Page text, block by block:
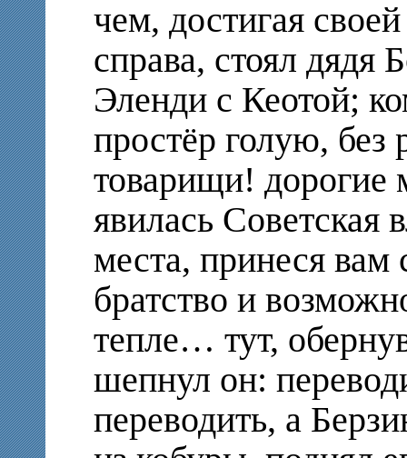
чем, достигая
справа, стоял
Эленди с Кеотой;
простёр голую, без
товарищи! дорогие
явилась Советская
места, принеся вам
братство и
тепле… тут,
шепнул он:
переводить, а